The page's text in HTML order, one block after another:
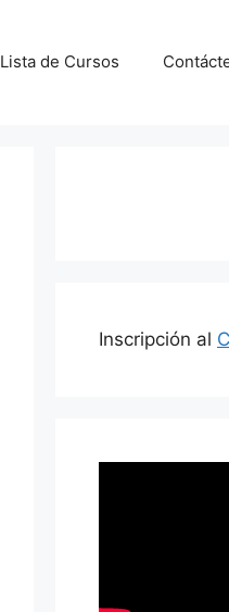
Lista de Cursos
Inscripción al